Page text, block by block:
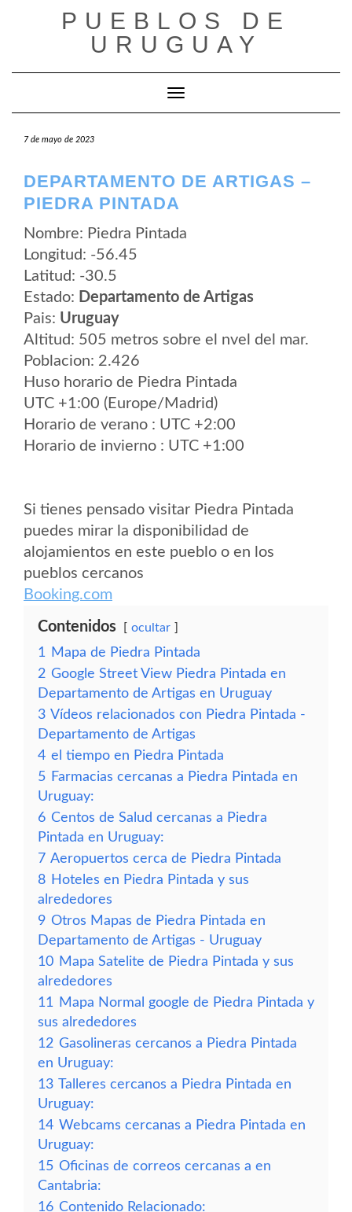
PUEBLOS DE
URUGUAY
Cambiar modo de navegación
7 de mayo de 2023
DEPARTAMENTO DE ARTIGAS –
PIEDRA PINTADA
Nombre: Piedra Pintada
Longitud: -56.45
Latitud: -30.5
Estado: Departamento de Artigas
Pais: Uruguay
Altitud: 505 metros sobre el nvel del mar.
Poblacion: 2.426
Huso horario de Piedra Pintada
UTC +1:00 (Europe/Madrid)
Horario de verano : UTC +2:00
Horario de invierno : UTC +1:00
Si tienes pensado visitar Piedra Pintada
puedes mirar la disponibilidad de
alojamientos en este pueblo o en los
pueblos cercanos
Booking.com
Contenidos ocultar
1
Mapa de Piedra Pintada
2 Google Street View Piedra Pintada en
Departamento de Artigas en Uruguay
3 Vídeos relacionados con Piedra Pintada -
Departamento de Artigas
4 el tiempo en Piedra Pintada
5 Farmacias cercanas a Piedra Pintada en
Uruguay:
6 Centos de Salud cercanas a Piedra
Pintada en Uruguay:
7 Aeropuertos cerca de Piedra Pintada
8 Hoteles en Piedra Pintada y sus
alrededores
9 Otros Mapas de Piedra Pintada en
Departamento de Artigas - Uruguay
10 Mapa Satelite de Piedra Pintada y sus
alrededores
11
Mapa Normal google de Piedra Pintada y
sus alrededores
12 Gasolineras cercanos a Piedra Pintada
en Uruguay:
13 Talleres cercanos a Piedra Pintada en
Uruguay:
14 Webcams cercanas a Piedra Pintada en
Uruguay:
15 Oficinas de correos cercanas a en
Cantabria:
16 Contenido Relacionado: